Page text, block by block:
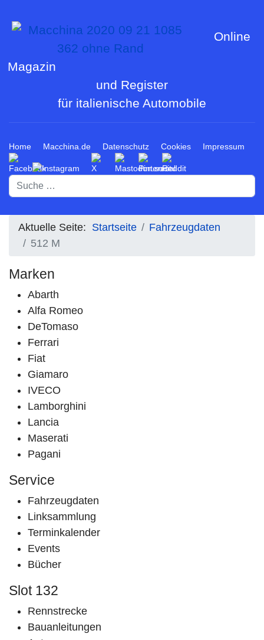
Online
Magazin
und Register
für italienische Automobile
Home Macchina.de Datenschutz Cookies Impressum
Suchen
Aktuelle Seite: Startseite
Fahrzeugdaten
512 M
Marken
Abarth
Alfa Romeo
DeTomaso
Ferrari
Fiat
Giamaro
IVECO
Lamborghini
Lancia
Maserati
Pagani
Service
Fahrzeugdaten
Linksammlung
Terminkalender
Events
Bücher
Slot 132
Rennstrecke
Bauanleitungen